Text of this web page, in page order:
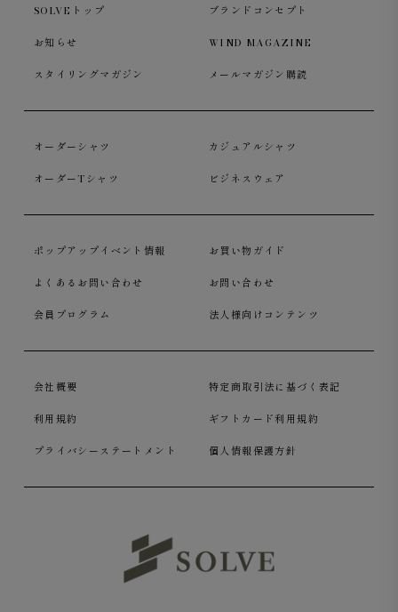
SOLVEトップ ブランドコンセプト
お知らせ WIND MAGAZINE
スタイリングマガジン メールマガジン購読
オーダーシャツ カジュアルシャツ
オーダーTシャツ ビジネスウェア
ポップアップイベント情報 お買い物ガイド
よくあるお問い合わせ お問い合わせ
会員プログラム 法人様向けコンテンツ
会社概要 特定商取引法に基づく表記
利用規約 ギフトカード利用規約
プライバシーステートメント 個人情報保護方針